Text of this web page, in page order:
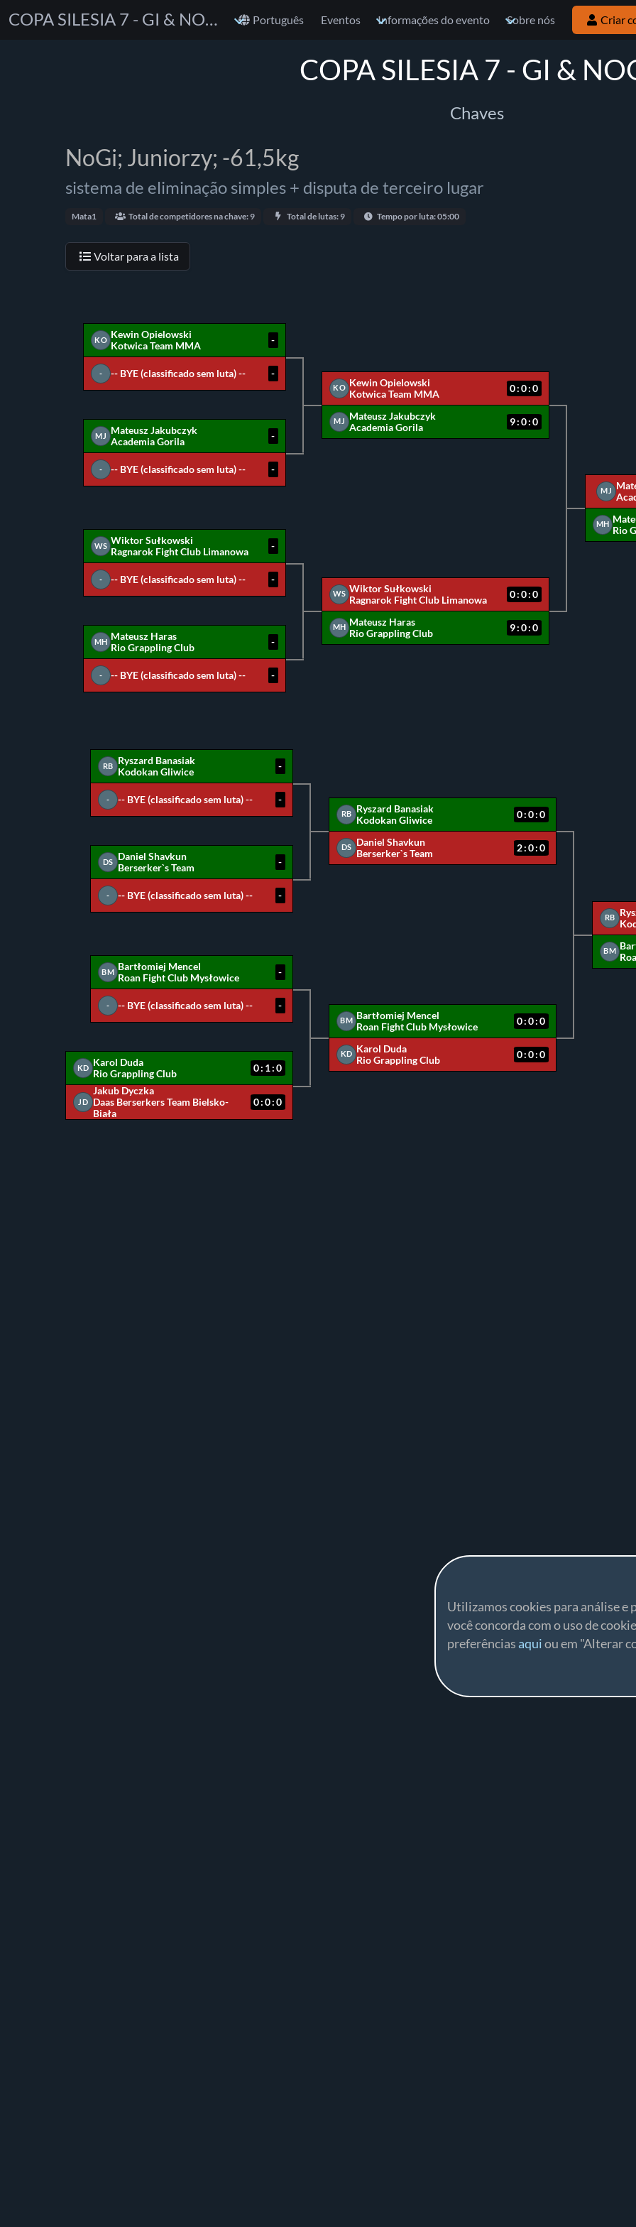
COPA SILESIA 7 - GI & NOGI Português Eventos Informações do evento Sobre nós Criar
COPA SILESIA 7 - GI &
Chaves
NoGi; Juniorzy; -61,5kg
sistema de eliminação simples + disputa de terceiro lugar
Mata1 Total de competidores na chave: 9 Total de lutas: 9 Tempo por luta: 05:00
Voltar para a lista
MJ
MH
Rio
KO Kewin Opielowski
Kotwica Team MMA
0:0:0
MJ
Mateusz Jakubczyk
Academia Gorila
9:0:0
KO Kewin Opielowski
Kotwica Team MMA
-
- -- BYE (classificado sem luta) -- -
MJ
Mateusz Jakubczyk
Academia Gorila
-
- -- BYE (classificado sem luta) -- -
WS Wiktor Sułkowski
Ragnarok Fight Club Limanowa
0:0:0
MH Mateusz Haras
Rio Grappling Club
9:0:0
WS Wiktor Sułkowski
Ragnarok Fight Club Limanowa
-
- -- BYE (classificado sem luta) -- -
MH Mateusz Haras
Rio Grappling Club
-
- -- BYE (classificado sem luta) -- -
RB
BM
RB
Ryszard Banasiak
Kodokan Gliwice
0:0:0
DS
Daniel Shavkun
Berserker`s Team
2:0:0
RB
Ryszard Banasiak
Kodokan Gliwice
-
- -- BYE (classificado sem luta) -- -
DS
Daniel Shavkun
Berserker`s Team
-
- -- BYE (classificado sem luta) -- -
BM Bartłomiej Mencel
Roan Fight Club Mysłowice
0:0:0
KD Karol Duda
Rio Grappling Club
0:0:0
BM Bartłomiej Mencel
Roan Fight Club Mysłowice
-
- -- BYE (classificado sem luta) -- -
KD Karol Duda
Rio Grappling Club
0:1:0
JD
Jakub Dyczka
Daas Berserkers Team Bielsko-
Biała
0:0:0
Utilizamos cookies para análise e
você concorda com o uso de
preferências aqui ou em "Alterar